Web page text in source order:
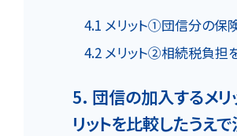
4.1 メリット①団信分の保
4.2 メリット②相続税負担
5. 団信の加入するメリ
リットを比較したうえ